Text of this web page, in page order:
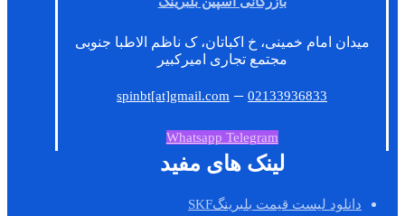
میدان امام خمینی، خ اکباتان، ک ناظم الاطبا جنوبی
مجتمع تجاری امیرکبیر
spinbt[at]gmail.com –02133936833
Whatsapp Telegram
لینک های مفید
دانلود لیست قیمت بلبرینگSKF